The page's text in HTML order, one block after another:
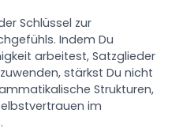
Schlüssel zur
Indem Du
arbeitest, Satzglieder
stärkst Du nicht
Strukturen,
im